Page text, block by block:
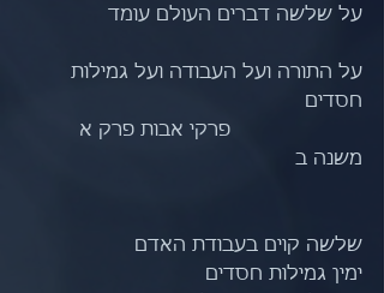
על שלשה דברים העולם עומד
על התורה ועל העבודה ועל גמילות
חסדים
                      פרקי אבות פרק א
משנה ב
שלשה קוים בעבודת האדם
ימין גמילות חסדים